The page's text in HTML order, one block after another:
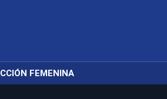
FEMENINA